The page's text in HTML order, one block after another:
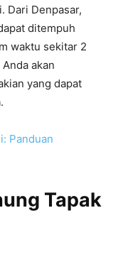
Dari Denpasar,
ditempuh
waktu sekitar 2
akan
yang dapat
Panduan
Tapak